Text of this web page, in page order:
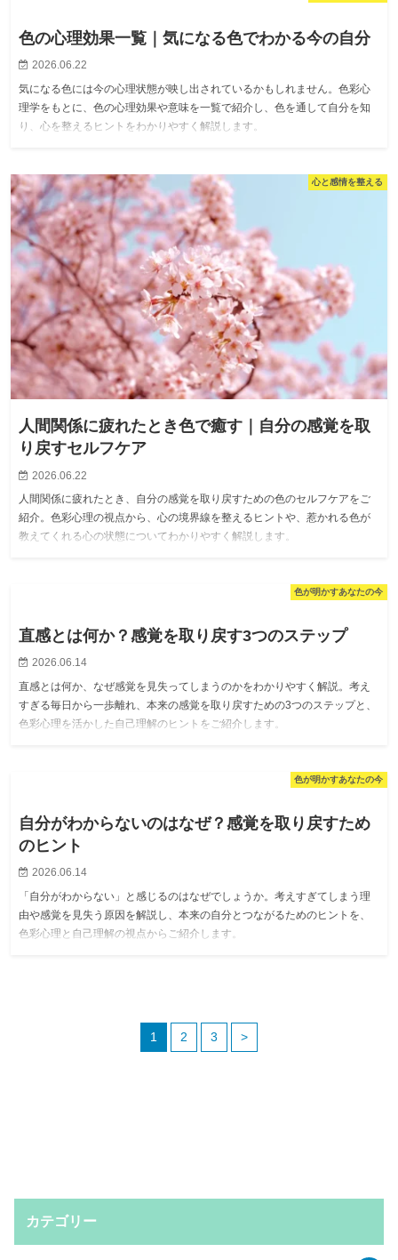
色の心理効果一覧｜気になる色でわかる今の自分
2026.06.22
気になる色には今の心理状態が映し出されているかもしれません。色彩心
理学をもとに、色の心理効果や意味を一覧で紹介し、色を通して自分を知
り、心を整えるヒントをわかりやすく解説します。
心と感情を整える
人間関係に疲れたとき色で癒す｜自分の感覚を取
り戻すセルフケア
2026.06.22
人間関係に疲れたとき、自分の感覚を取り戻すための色のセルフケアをご
紹介。色彩心理の視点から、心の境界線を整えるヒントや、惹かれる色が
教えてくれる心の状態についてわかりやすく解説します。
色が明かすあなたの今
直感とは何か？感覚を取り戻す3つのステップ
2026.06.14
直感とは何か、なぜ感覚を見失ってしまうのかをわかりやすく解説。考え
すぎる毎日から一歩離れ、本来の感覚を取り戻すための3つのステップと、
色彩心理を活かした自己理解のヒントをご紹介します。
色が明かすあなたの今
自分がわからないのはなぜ？感覚を取り戻すため
のヒント
2026.06.14
「自分がわからない」と感じるのはなぜでしょうか。考えすぎてしまう理
由や感覚を見失う原因を解説し、本来の自分とつながるためのヒントを、
色彩心理と自己理解の視点からご紹介します。
1 2 3 >
カテゴリー